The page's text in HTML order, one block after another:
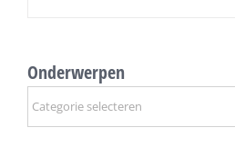
Onderwerpen
Onderwerpen